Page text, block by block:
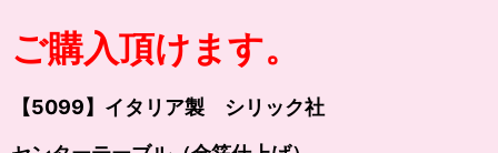
ご購入頂けます。
【5099】イタリア製 シリック社